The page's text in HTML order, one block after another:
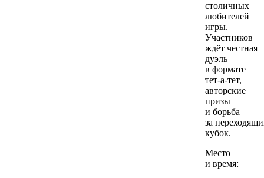
столичных
любителей
игры.
Участников
ждёт честная
дуэль
в формате
тет-а-тет,
авторские
призы
и борьба
за
кубок.
Место
и время: